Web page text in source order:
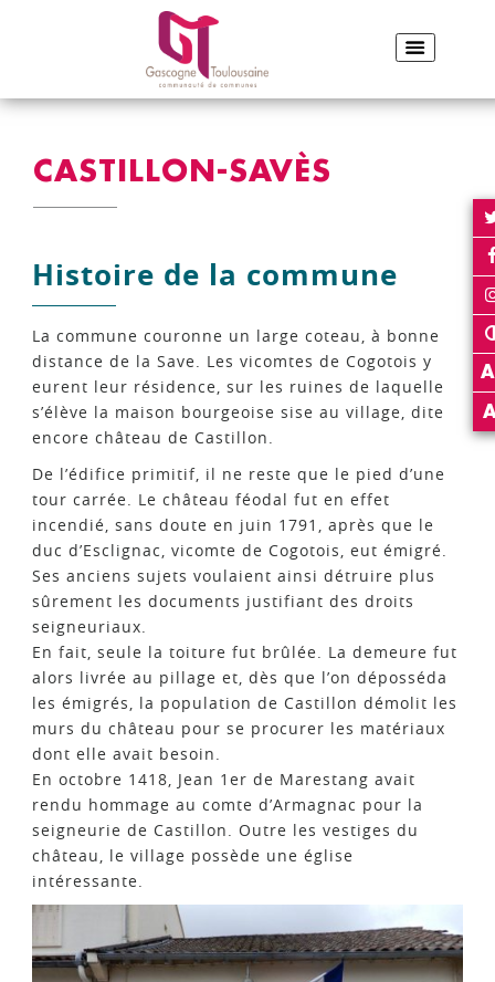
CASTILLON-SAVÈS
PARTAGER :
CASTILLON-SAVÈS
Histoire de la commune
La commune couronne un large coteau, à bonne
distance de la Save. Les vicomtes de Cogotois y
eurent leur résidence, sur les ruines de laquelle
s’élève la maison bourgeoise sise au village, dite
encore château de Castillon.
De l’édifice primitif, il ne reste que le pied d’une
tour carrée. Le château féodal fut en effet
incendié, sans doute en juin 1791, après que le
duc d’Esclignac, vicomte de Cogotois, eut émigré.
Ses anciens sujets voulaient ainsi détruire plus
sûrement les documents justifiant des droits
seigneuriaux.
En fait, seule la toiture fut brûlée. La demeure fut
alors livrée au pillage et, dès que l’on déposséda
les émigrés, la population de Castillon démolit les
murs du château pour se procurer les matériaux
dont elle avait besoin.
En octobre 1418, Jean 1er de Marestang avait
rendu hommage au comte d’Armagnac pour la
seigneurie de Castillon. Outre les vestiges du
château, le village possède une église
intéressante.
A